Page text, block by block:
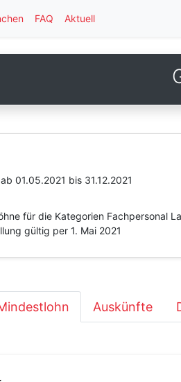
FAQ Aktuell
ab 01.05.2021 bis 31.12.2021
für die Kategorien Fachpersonal
gültig per 1. Mai 2021
Auskünfte